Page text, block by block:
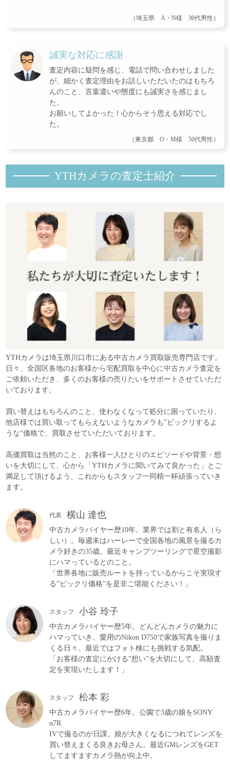
（埼玉県 A・N様 30代男性）
誠実な対応に感謝
査定内容に疑問を感じ、電話で問い合わせしました
が、細かく査定理由をお話しいただいたのはもちろ
んのこと、言葉遣いや態度にも誠実さを感じまし
た。
お願いしてよかった！心からそう思える対応でし
た。
（東京都 O・M様 50代男性）
YTHカメラの査定士紹介
YTHカメラは埼玉県川口市にある中古カメラ買取販売専門店です。
日々、全国区各地のお客様から宅配買取を中心に中古カメラ査定を
ご依頼いただき、多くのお客様の売りたいをサポートさせていただ
いております。
買い替えはもちろんのこと、使わなくなって処分に困っていたり、
他店様では買い取ってもらえないようなカメラも”ビックリするよ
うな”価格で、買取させていただいております。
高価買取は当然のこと、お客様一人ひとりのエピソードや背景・想
いを大切にして、心から「YTHカメラに聞いてみて良かった」とご
満足して頂けるよう、これからもスタッフ一同精一杯頑張っていき
ます。
代表 横山 達也
中古カメラバイヤー歴10年。業界では割と有名人（ら
しい）。毎週末はハーレーで全国各地の風景を撮るカ
メラ好きの35歳。最近キャンプツーリングで星空撮影
にハマっているとのこと。
「世界各地に販売ルートを持っているからこそ実現す
る”ビックリ価格”を是非ご堪能ください！」
スタッフ 小谷 玲子
中古カメラバイヤー歴5年。どんどんカメラの魅力に
ハマっていき、愛用のNikon D750で家族写真を撮りま
くる日々。最近ではフォト検にも挑戦する気配。
「お客様の査定にかける”想い”を大切にして、高額査
定を実現いたします！」
スタッフ 松本 彩
中古カメラバイヤー歴6年。公園で3歳の娘をSONY
α7R
IVで撮るのが日課。娘が大きくなるにつれてレンズを
買い替えまくる良きお母さん。最近GMレンズをGET
してますますカメラ熱が向上中。